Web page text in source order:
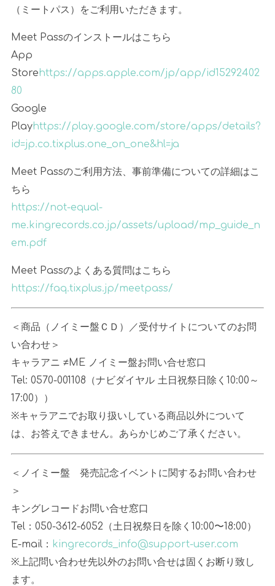
（ミートパス）をご利用いただきます。
Meet Passのインストールはこちら
App
Storehttps://apps.apple.com/jp/app/id15292402
80
Google
Playhttps://play.google.com/store/apps/details?
id=jp.co.tixplus.one_on_one&hl=ja
Meet Passのご利用方法、事前準備についての詳細はこ
ちら
https://not-equal-
me.kingrecords.co.jp/assets/upload/mp_guide_n
em.pdf
Meet Passのよくある質問はこちら
https://faq.tixplus.jp/meetpass/
＜商品（ノイミー盤ＣＤ）／受付サイトについてのお問
い合わせ＞
キャラアニ ≠ME ノイミー盤お問い合せ窓口
Tel: 0570-001108 （ナビダイヤル 土日祝祭日除く 10:00 ～
17:00））
※キャラアニでお取り扱いしている商品以外について
は、お答えできません。あらかじめご了承ください。
＜ノイミー盤 発売記念イベントに関するお問い合わせ
＞
キングレコードお問い合せ窓口
Tel：050-3612-6052（土日祝祭日を除く 10:00〜18:00）
E-mail： kingrecords_info@support-user.com
※上記問い合わせ先以外のお問い合せは固くお断り致し
ます。